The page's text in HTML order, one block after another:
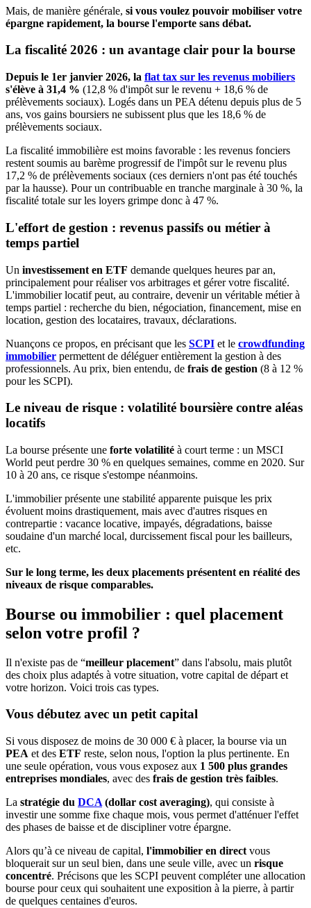
Mais, de manière générale, si vous voulez pouvoir mobiliser votre
épargne rapidement, la bourse l'emporte sans débat.
La fiscalité 2026 : un avantage clair pour la bourse
Depuis le 1er janvier 2026, la flat tax sur les revenus mobiliers
s'élève à 31,4 % (12,8 % d'impôt sur le revenu + 18,6 % de
prélèvements sociaux). Logés dans un PEA détenu depuis plus de 5
ans, vos gains boursiers ne subissent plus que les 18,6 % de
prélèvements sociaux.
La fiscalité immobilière est moins favorable : les revenus fonciers
restent soumis au barème progressif de l'impôt sur le revenu plus
17,2 % de prélèvements sociaux (ces derniers n'ont pas été touchés
par la hausse). Pour un contribuable en tranche marginale à 30 %, la
fiscalité totale sur les loyers grimpe donc à 47 %.
L'effort de gestion : revenus passifs ou métier à
temps partiel
Un investissement en ETF demande quelques heures par an,
principalement pour réaliser vos arbitrages et gérer votre fiscalité.
L'immobilier locatif peut, au contraire, devenir un véritable métier à
temps partiel : recherche du bien, négociation, financement, mise en
location, gestion des locataires, travaux, déclarations.
Nuançons ce propos, en précisant que les SCPI et le crowdfunding
immobilier permettent de déléguer entièrement la gestion à des
professionnels. Au prix, bien entendu, de frais de gestion (8 à 12 %
pour les SCPI).
Le niveau de risque : volatilité boursière contre aléas
locatifs
La bourse présente une forte volatilité à court terme : un MSCI
World peut perdre 30 % en quelques semaines, comme en 2020. Sur
10 à 20 ans, ce risque s'estompe néanmoins.
L'immobilier présente une stabilité apparente puisque les prix
évoluent moins drastiquement, mais avec d'autres risques en
contrepartie : vacance locative, impayés, dégradations, baisse
soudaine d'un marché local, durcissement fiscal pour les bailleurs,
etc.
Sur le long terme, les deux placements présentent en réalité des
niveaux de risque comparables.
Bourse ou immobilier : quel placement
selon votre profil ?
Il n'existe pas de “meilleur placement” dans l'absolu, mais plutôt
des choix plus adaptés à votre situation, votre capital de départ et
votre horizon. Voici trois cas types.
Vous débutez avec un petit capital
Si vous disposez de moins de 30 000 € à placer, la bourse via un
PEA et des ETF reste, selon nous, l'option la plus pertinente. En
une seule opération, vous vous exposez aux 1 500 plus grandes
entreprises mondiales, avec des frais de gestion très faibles.
La stratégie du DCA (dollar cost averaging), qui consiste à
investir une somme fixe chaque mois, vous permet d'atténuer l'effet
des phases de baisse et de discipliner votre épargne.
Alors qu’à ce niveau de capital, l'immobilier en direct vous
bloquerait sur un seul bien, dans une seule ville, avec un risque
concentré. Précisons que les SCPI peuvent compléter une allocation
bourse pour ceux qui souhaitent une exposition à la pierre, à partir
de quelques centaines d'euros.